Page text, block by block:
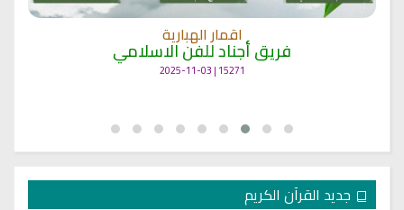
اقمار الهبارية
فريق أجناد للفن الاسلامي
15271 | 2025-11-03
جديد القرآن الكريم